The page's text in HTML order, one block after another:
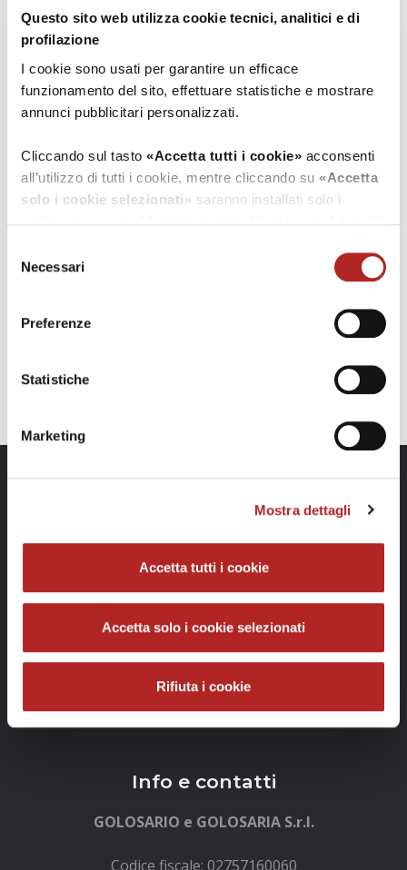
Questo sito web utilizza cookie tecnici, analitici e di
profilazione
I cookie sono usati per garantire un efficace
funzionamento del sito, effettuare statistiche e mostrare
annunci pubblicitari personalizzati.
Cliccando sul tasto «Accetta tutti i cookie» acconsenti
all’utilizzo di tutti i cookie, mentre cliccando su «Accetta
solo i cookie selezionati» saranno installati solo i
su“Rifiuta i cookie”
, verranno installati solo i cookie
Cliccando su
puoi vedere nel dettaglio
tramite il presente sito.
delNecessari
Preferenze
Statistiche
Marketing
Mostra dettagli
Accetta tutti i cookie
Accetta solo i cookie selezionati
Rifiuta i cookie
Contatti
Tel.3355378430
inviaci una email
Info e contatti
GOLOSARIO e GOLOSARIA S.r.l.
Codice fiscale: 02757160060